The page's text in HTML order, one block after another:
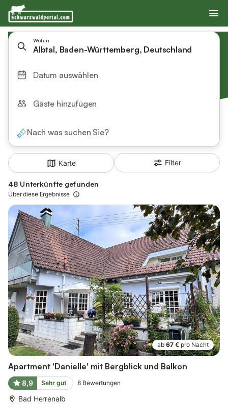
Wohin
Albtal, Baden-Württemberg, Deutschland
Datum auswählen
Gäste hinzufügen
Nach was suchen Sie?
Karte Filter
48 Unterkünfte gefunden
Über diese Ergebnisse
ab 67 € pro Nacht
Apartment 'Danielle' mit Bergblick und Balkon
8,9 Sehr gut 8 Bewertungen
Bad Herrenalb